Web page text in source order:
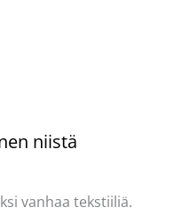
niistä
vanhaa tekstiiliä.